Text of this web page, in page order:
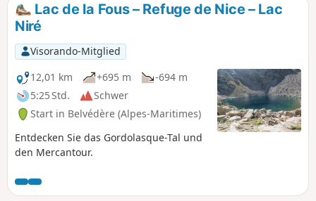
Lac de la Fous – Refuge de Nice – Lac
Niré
Visorando-Mitglied
12,01 km
+695 m
-694 m
5:25 Std.
Schwer
Start in Belvédère (Alpes-Maritimes)
Entdecken Sie das Gordolasque-Tal und
den Mercantour.